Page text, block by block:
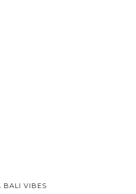
BALI VIBES